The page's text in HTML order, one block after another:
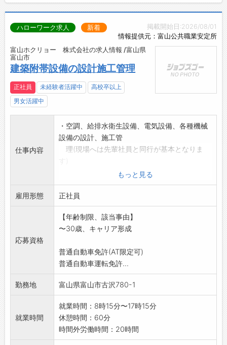
掲載開始日:2026/08/01
情報提供元：富山公共職業安定所
ハローワーク求人 新着
富山ホクリョー 株式会社の求人情報 /富山県
富山市
建築附帯設備の設計施工管理
正社員 未経験者活躍中
高校卒以上
男女活躍中
仕事内容
・空調、給排水衛生設備、電気設備、各種機械
設備の設計、施工管
理(現場へは先輩社員と同行が基本となりま
・入社後は講習受講や資格取得に向けた指導を
行います。現場へは
先輩の補助として出向いてもらうことがあり
ます。
*受注エリア:主に県内
*社有車使用(AT車も有)
【変更の範
囲:変更なし】
もっと見る
雇用形態 正社員
応募資格
【年齢制限、該当事由】
〜30歳、キャリア形成
普通自動車免許(AT限定可)
普通自動車運転免許...
勤務地 富山県富山市古沢780-1
就業時間
就業時間：8時15分〜17時15分
休憩時間：60分
時間外労働時間：20時間